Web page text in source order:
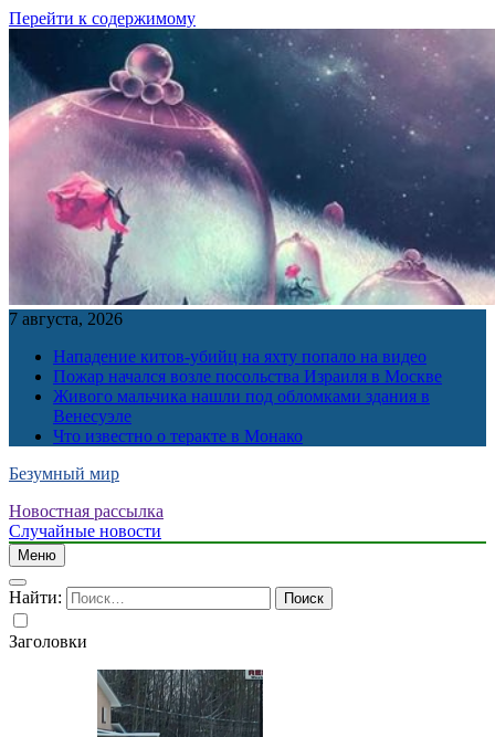
Перейти к содержимому
7 августа, 2026
Нападение китов-убийц на яхту попало на видео
Пожар начался возле посольства Израиля в Москве
Живого мальчика нашли под обломками здания в
Венесуэле
Что известно о теракте в Монако
Безумный мир
Новостная рассылка
Случайные новости
Меню
Найти:
Заголовки